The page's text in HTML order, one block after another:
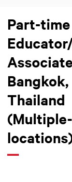
Part-time
Bangkok,
Thailand
(Multiple-